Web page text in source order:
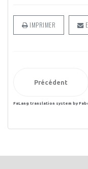
IMPRIMER
Précédent
FaLang translation system by